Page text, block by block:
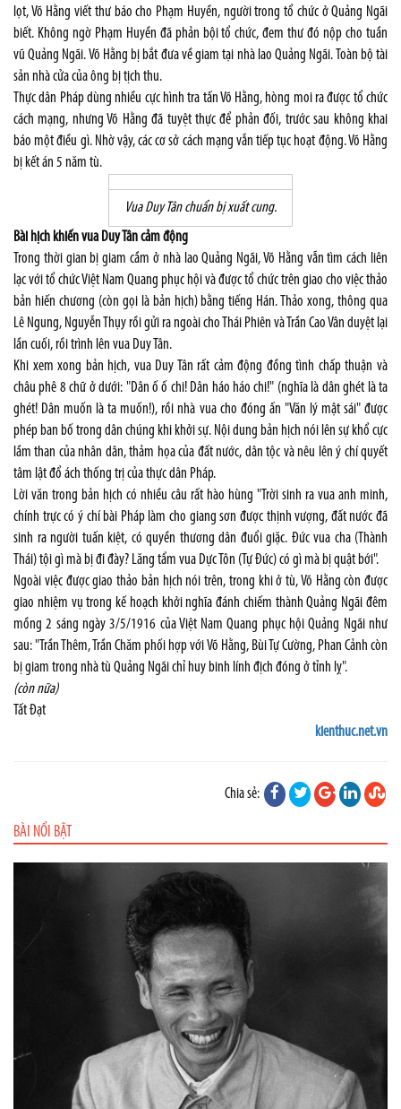
lọt, Võ Hằng viết thư báo cho Phạm Huyền, người trong tổ chức ở Quảng Ngãi
biết. Không ngờ Phạm Huyền đã phản bội tổ chức, đem thư đó nộp cho tuần
vũ Quảng Ngãi. Võ Hằng bị bắt đưa về giam tại nhà lao Quảng Ngãi. Toàn bộ tài
sản nhà cửa của ông bị tịch thu.
Thực dân Pháp dùng nhiều cực hình tra tấn Võ Hằng, hòng moi ra được tổ chức
cách mạng, nhưng Võ Hằng đã tuyệt thực để phản đối, trước sau không khai
báo một điều gì. Nhờ vậy, các cơ sở cách mạng vẫn tiếp tục hoạt động. Võ Hằng
bị kết án 5 năm tù.
Vua Duy Tân chuẩn bị xuất cung.
Bài hịch khiến vua Duy Tân cảm động
Trong thời gian bị giam cầm ở nhà lao Quảng Ngãi, Võ Hằng vẫn tìm cách liên
lạc với tổ chức Việt Nam Quang phục hội và được tổ chức trên giao cho việc thảo
bản hiến chương (còn gọi là bản hịch) bằng tiếng Hán. Thảo xong, thông qua
Lê Ngung, Nguyễn Thụy rồi gửi ra ngoài cho Thái Phiên và Trần Cao Vân duyệt lại
lần cuối, rồi trình lên vua Duy Tân.
Khi xem xong bản hịch, vua Duy Tân rất cảm động đồng tình chấp thuận và
châu phê 8 chữ ở dưới: "Dân ố ố chi! Dân háo háo chi!" (nghĩa là dân ghét là ta
ghét! Dân muốn là ta muốn!), rồi nhà vua cho đóng ấn "Văn lý mật sái" được
phép ban bố trong dân chúng khi khởi sự. Nội dung bản hịch nói lên sự khổ cực
lầm than của nhân dân, thảm họa của đất nước, dân tộc và nêu lên ý chí quyết
tâm lật đổ ách thống trị của thực dân Pháp.
Lời văn trong bản hịch có nhiều câu rất hào hùng "Trời sinh ra vua anh minh,
chính trực có ý chí bài Pháp làm cho giang sơn được thịnh vượng, đất nước đã
sinh ra người tuấn kiệt, có quyền thương dân đuổi giặc. Đức vua cha (Thành
Thái) tội gì mà bị đi đày? Lăng tẩm vua Dực Tôn (Tự Đức) có gì mà bị quật bới".
Ngoài việc được giao thảo bản hịch nói trên, trong khi ở tù, Võ Hằng còn được
giao nhiệm vụ trong kế hoạch khởi nghĩa đánh chiếm thành Quảng Ngãi đêm
mồng 2 sáng ngày 3/5/1916 của Việt Nam Quang phục hội Quảng Ngãi như
sau: "Trần Thêm, Trần Chăm phối hợp với Võ Hằng, Bùi Tự Cường, Phan Cảnh còn
bị giam trong nhà tù Quảng Ngãi chỉ huy binh lính địch đóng ở tỉnh lỵ".
(còn nữa)
Tất Đạt
kienthuc.net.vn
Chia sẻ:
BÀI NỔI BẬT